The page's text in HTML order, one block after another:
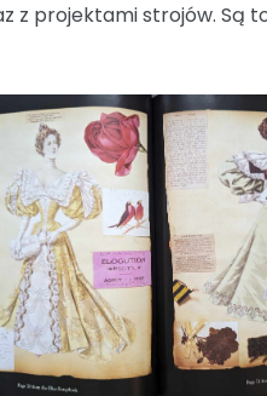
z projektami strojów. Są